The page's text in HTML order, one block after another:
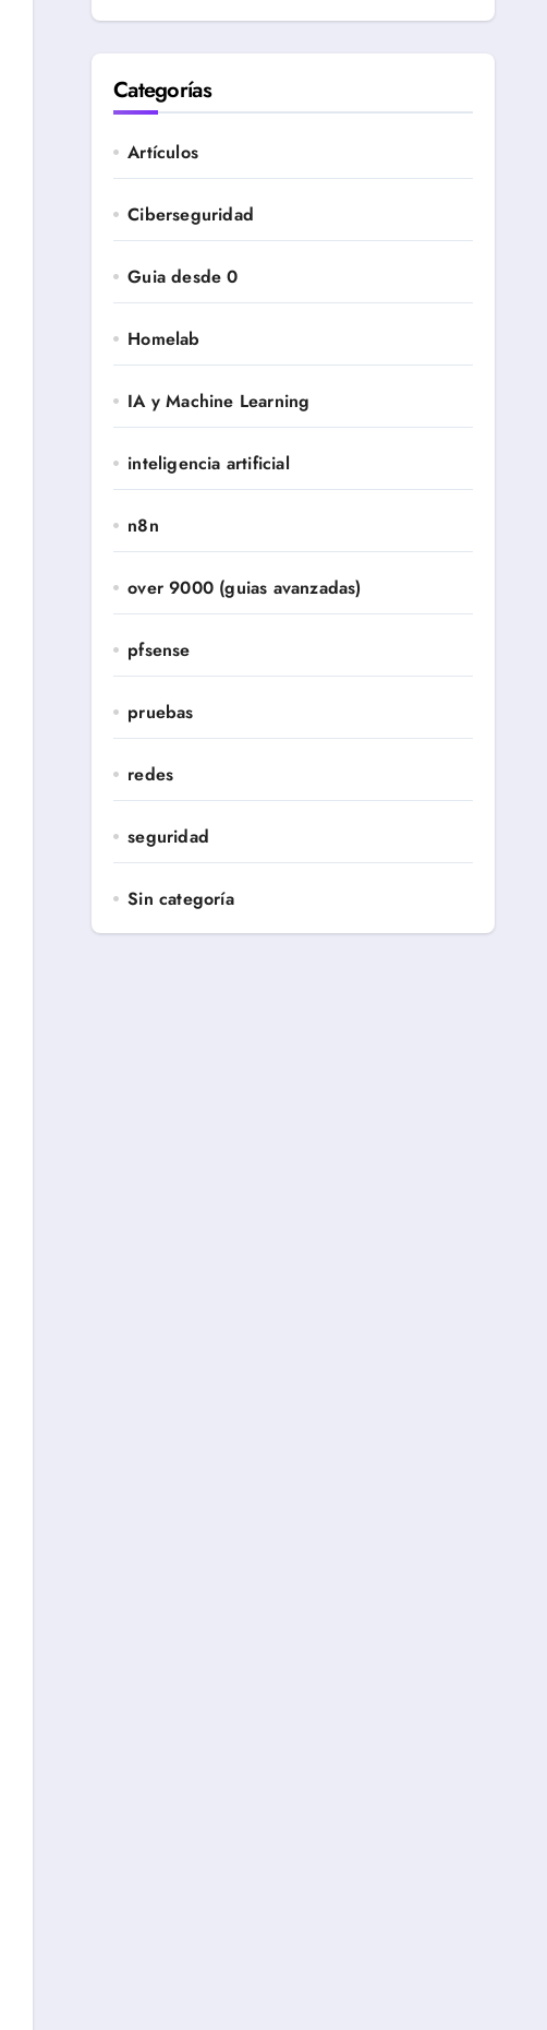
Categorías
Artículos
Ciberseguridad
Guia desde 0
Homelab
IA y Machine Learning
inteligencia artificial
n8n
over 9000 (guias avanzadas)
pfsense
pruebas
redes
seguridad
Sin categoría